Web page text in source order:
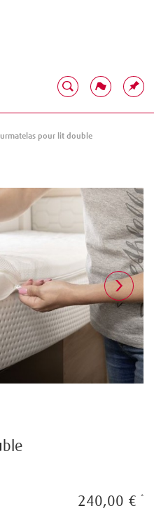
pour lit double
240,00 €